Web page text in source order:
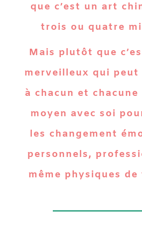
que c’est un art
trois ou quatre
Mais plutôt que
merveilleux qui
à chacun et chacune
moyen avec soi
les changement
personnels,
même physiques